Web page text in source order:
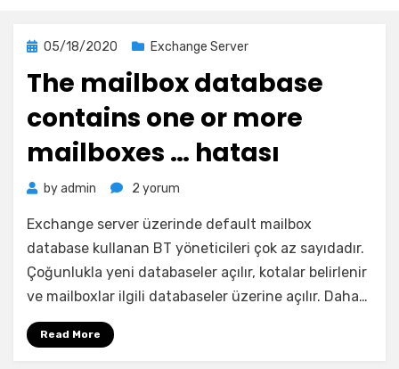
Posted
05/18/2020 Exchange Server
The mailbox database
contains one or more
mailboxes … hatası
byadmin
The
database
contains
one
more
2 yorum
Exchange server üzerinde default mailbox
database kullanan BT yöneticileri çok az sayıdadır.
Çoğunlukla yeni databaseler açılır, kotalar belirlenir
ve mailboxlar ilgili databaseler üzerine açılır. Daha…
Read More